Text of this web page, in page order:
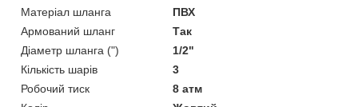
Матеріал шланга
ПВХ
Армований шланг
Так
Діаметр шланга (")
1/2"
Кількість шарів
3
Робочий тиск
8 атм